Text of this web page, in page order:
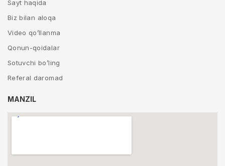
Sayt haqida
Biz bilan aloqa
Video qo’llanma
Qonun-qoidalar
Sotuvchi bo’ling
Referal daromad
MANZIL